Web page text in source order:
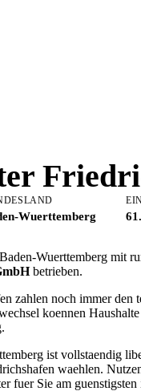
Wuerttemberg
Wuerttemberg mit
betrieben.
zahlen noch immer
koennen
ist vollstaendig
waehlen.
fuer Sie am guenstigsten